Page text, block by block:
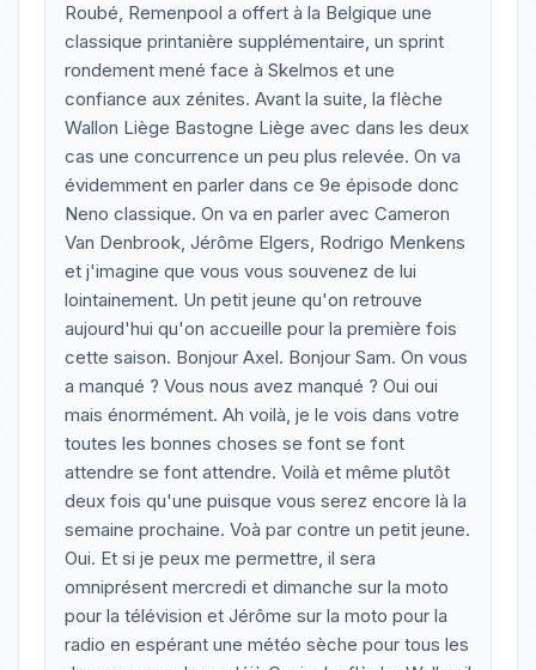
Roubé, Remenpool a offert à la Belgique une
classique printanière supplémentaire, un sprint
rondement mené face à Skelmos et une
confiance aux zénites. Avant la suite, la flèche
Wallon Liège Bastogne Liège avec dans les deux
cas une concurrence un peu plus relevée. On va
évidemment en parler dans ce 9e épisode donc
Neno classique. On va en parler avec Cameron
Van Denbrook, Jérôme Elgers, Rodrigo Menkens
et j'imagine que vous vous souvenez de lui
lointainement. Un petit jeune qu'on retrouve
aujourd'hui qu'on accueille pour la première fois
cette saison. Bonjour Axel. Bonjour Sam. On vous
a manqué ? Vous nous avez manqué ? Oui oui
mais énormément. Ah voilà, je le vois dans votre
toutes les bonnes choses se font se font
attendre se font attendre. Voilà et même plutôt
deux fois qu'une puisque vous serez encore là la
semaine prochaine. Voà par contre un petit jeune.
Oui. Et si je peux me permettre, il sera
omniprésent mercredi et dimanche sur la moto
pour la télévision et Jérôme sur la moto pour la
radio en espérant une météo sèche pour tous les